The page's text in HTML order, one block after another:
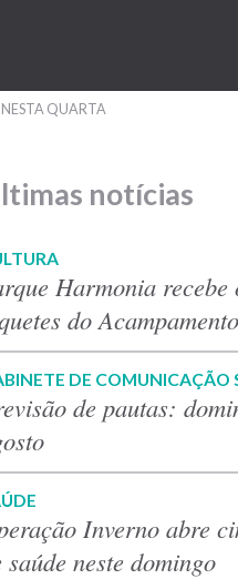
QUARTA
notícias
Harmonia
do
DE COMUNICAÇÃO
de pautas:
Inverno abre
saúde neste domingo